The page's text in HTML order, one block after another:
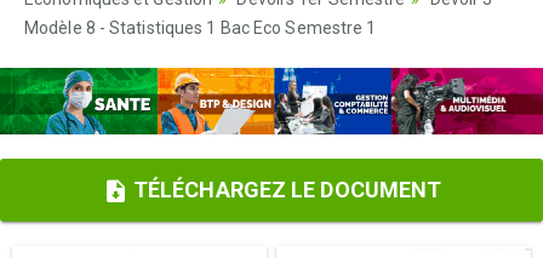
Modèle 8 - Statistiques 1 Bac Eco Semestre 1
TÉLÉCHARGEZ LE DOCUMENT